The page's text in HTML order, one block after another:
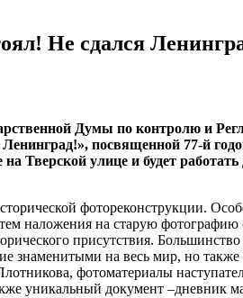
Не сдался
Думы по контролю и
посвященной 77-й
Тверской улице и будет
фотореконструкции.
наложения на старую
присутствия.
знаменитыми на весь мир, но
фотоматериалы
уникальный документ –дневник